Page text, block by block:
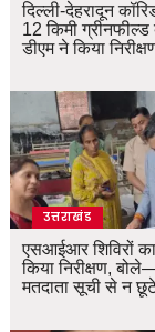
दिल्ली-देहरादून
12 किमी ग्रीनफील्ड
डीएम ने किया
उत्तराखंड
एसआईआर शिविरों
किया निरीक्षण,
मतदाता सूची से न